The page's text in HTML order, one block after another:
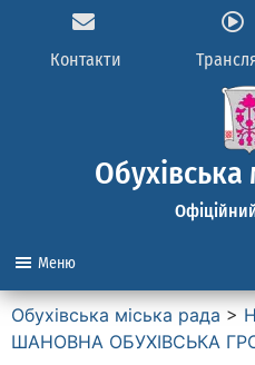
Контакти
Обухівська
Меню
Обухівська міська рада >
ШАНОВНА ОБУХІВСЬКА